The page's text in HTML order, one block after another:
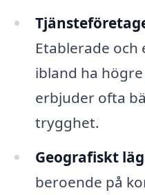
Etablerade
ibland ha
erbjuder ofta
trygghet.
Geografiskt
beroende på